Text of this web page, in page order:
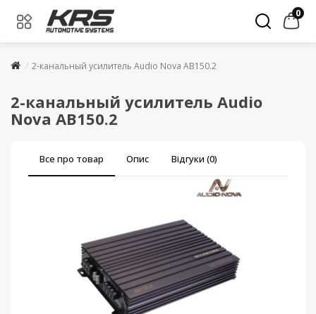
0
2-канальный усилитель Audio Nova AB150.2
2-канальный усилитель Audio
Nova AB150.2
Все про товар Опис Відгуки (0)